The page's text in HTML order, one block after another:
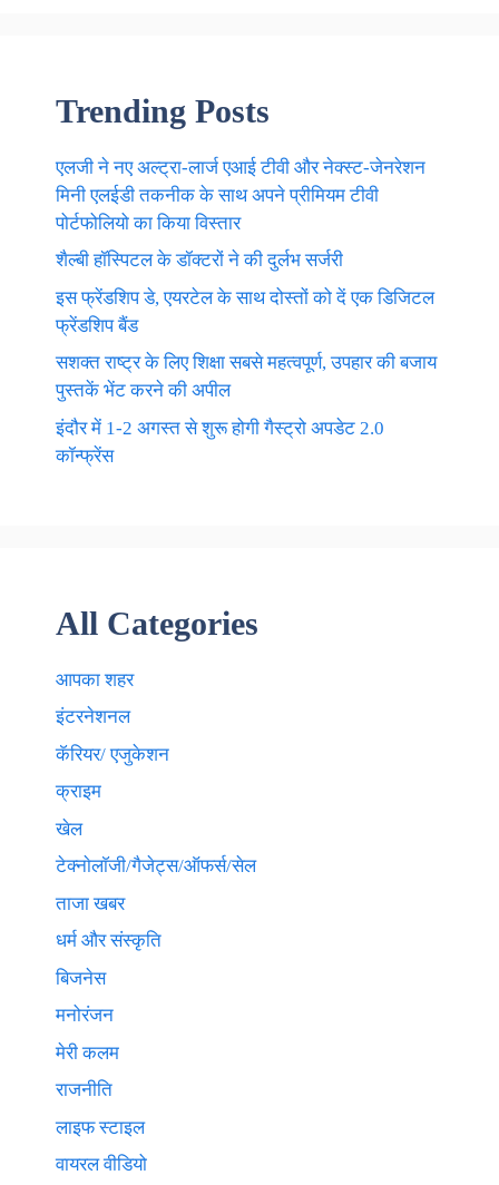
Trending Posts
एलजी ने नए अल्ट्रा-लार्ज एआई टीवी और नेक्स्ट-जेनरेशन
मिनी एलईडी तकनीक के साथ अपने प्रीमियम टीवी
पोर्टफोलियो का किया विस्तार
शैल्बी हॉस्पिटल के डॉक्टरों ने की दुर्लभ सर्जरी
इस फ्रेंडशिप डे, एयरटेल के साथ दोस्तों को दें एक डिजिटल
फ्रेंडशिप बैंड
सशक्त राष्ट्र के लिए शिक्षा सबसे महत्वपूर्ण, उपहार की बजाय
पुस्तकें भेंट करने की अपील
इंदौर में 1-2 अगस्त से शुरू होगी गैस्ट्रो अपडेट 2.0
कॉन्फ्रेंस
All Categories
आपका शहर
इंटरनेशनल
कॅरियर/ एजुकेशन
क्राइम
खेल
टेक्नाेलाॅजी/गैजेट्स/ऑफर्स/सेल
ताजा खबर
धर्म और संस्कृति
बिजनेस
मनोरंजन
मेरी कलम
राजनीति
लाइफ स्टाइल
वायरल वीडियो